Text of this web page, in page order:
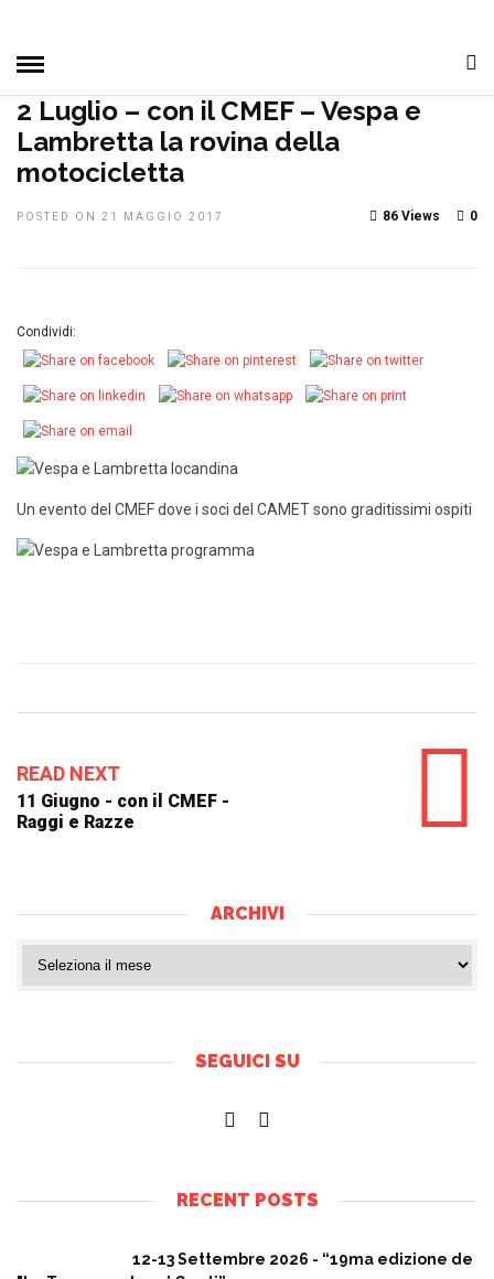
NOTIZIE, EVENTI E MANIFESTAZIONI
2 Luglio – con il CMEF – Vespa e
Lambretta la rovina della
motocicletta
POSTED ON 21 MAGGIO 2017 0
86 Views
Condividi:
Un evento del CMEF dove i soci del CAMET sono graditissimi ospiti
READ NEXT
11 Giugno - con il CMEF -
Raggi e Razze
ARCHIVI
SEGUICI SU
RECENT POSTS
12-13 Settembre 2026 - “19ma edizione de